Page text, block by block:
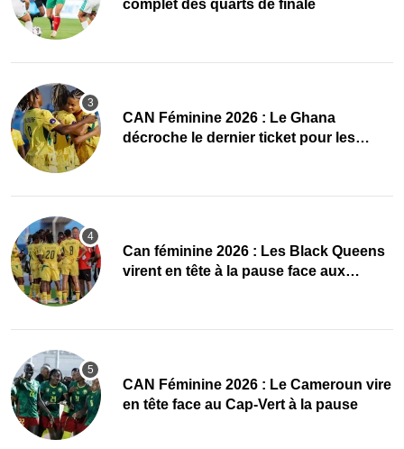
complet des quarts de finale
CAN Féminine 2026 : Le Ghana
décroche le dernier ticket pour les
‎Can féminine 2026 : Les Black Queens
virent en tête à la pause face aux
CAN Féminine 2026 : Le Cameroun vire
en tête face au Cap-Vert à la pause